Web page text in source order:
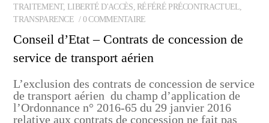
TRAITEMENT, LIBERTÉ D'ACCÈS, RÉFÉRÉ PRÉCONTRACTUEL,
TRANSPARENCE
0 COMMENTAIRE
Conseil d’Etat – Contrats de concession de
service de transport aérien
L’exclusion des contrats de concession de service
de transport aérien du champ d’application de
l’Ordonnance n° 2016-65 du 29 janvier 2016
relative aux contrats de concession ne fait pas